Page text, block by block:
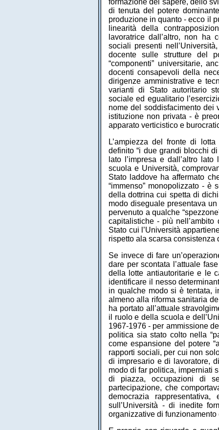
formazione del sapere, dello
di tenuta del potere
produzione in quanto - ecco il
linearità della
lavoratrice dall’altro, non ha
sociali presenti
docente sulle strutture del
“componenti” universitarie,
docenti consapevoli della
dirigenze amministrative e
varianti di Stato autoritario
sociale ed egualitario
nome del soddisfacimento
istituzione non privata - è
apparato verticistico e
L’ampiezza del fronte di
definito “i due grandi blocchi
lato l’impresa e dall’altro
scuola e Università,
Stato laddove ha affermato
“immenso” monopolizzato - è
della dottrina cui spetta di
modo diseguale presentava
pervenuto a qualche
capitalistiche - più
Stato cui l’Università
rispetto ala scarsa
Se invece di fare
dare per scontata l’attuale
della lotte antiautoritarie e le
identificare il nesso
in qualche modo si è tentata,
almeno alla riforma sanitaria
ha portato all’attuale
il ruolo e della scuola e
1967-1976 - per ammissione
politica sia stato colto nella
come espansione del potere
rapporti sociali, per cui non
di impresario e di lavoratore,
modo di far politica, imperniati
di piazza, occupazioni di
partecipazione, che
democrazia
sull’Università - di inedite
organizzative di